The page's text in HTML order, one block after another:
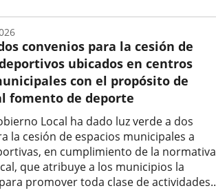
convenios para la cesión de
ubicados en centros
con el propósito de
fomento de deporte
Local ha dado luz verde a dos
la cesión de espacios municipales a
en cumplimiento de la normativa
que atribuye a los municipios la
promover toda clase de